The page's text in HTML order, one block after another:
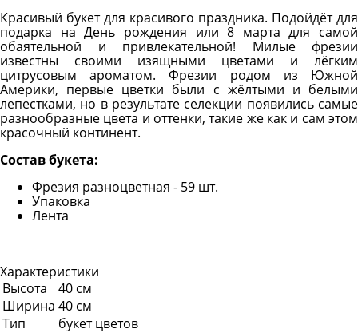
Красивый букет для красивого праздника. Подойдёт для
подарка на День рождения или 8 марта для самой
обаятельной и привлекательной! Милые фрезии
известны своими изящными цветами и лёгким
цитрусовым ароматом. Фрезии родом из Южной
Америки, первые цветки были с жёлтыми и белыми
лепестками, но в результате селекции появились самые
разнообразные цвета и оттенки, такие же как и сам этом
красочный континент.
Состав букета:
Фрезия разноцветная - 59 шт.
Упаковка
Лента
Характеристики
Высота
40 см
Ширина 40 см
Тип
букет цветов